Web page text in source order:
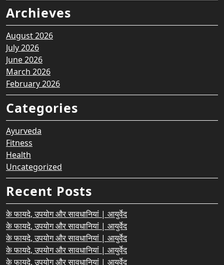
Archieves
August 2026
July 2026
June 2026
March 2026
February 2026
Categories
Ayurveda
Fitness
Health
Uncategorized
Recent Posts
के फायदे, उपयोग और सावधानियां | आयुर्वेद
के फायदे, उपयोग और सावधानियां | आयुर्वेद
के फायदे, उपयोग और सावधानियां | आयुर्वेद
के फायदे, उपयोग और सावधानियां | आयुर्वेद
के फायदे, उपयोग और सावधानियां | आयुर्वेद